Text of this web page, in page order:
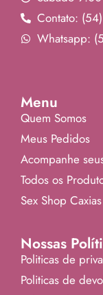
Contato:
Whatsapp:
Menu
Quem Somos
Meus Pedidos
Acompanhe
Todos os
Sex Shop
Nossas
Politicas de
Politicas de